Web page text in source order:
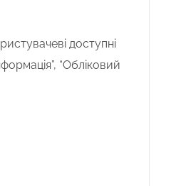
доступні
“Обліковий